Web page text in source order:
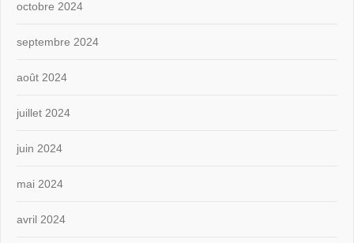
octobre 2024
septembre 2024
août 2024
juillet 2024
juin 2024
mai 2024
avril 2024